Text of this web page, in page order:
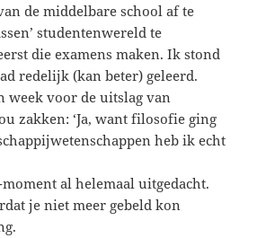
de middelbare school af te
studentenwereld te
die examens maken. Ik stond
redelijk (kan beter) geleerd.
week voor de uitslag van
zakken: ‘Ja, want filosofie ging
heb ik echt
al helemaal uitgedacht.
je niet meer gebeld kon